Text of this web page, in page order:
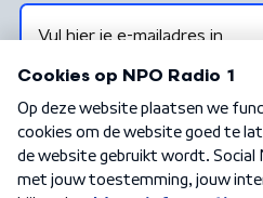
Algemene voorwaarden